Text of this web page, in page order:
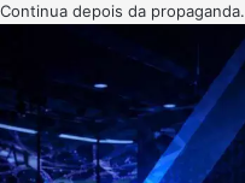
Continua depois da propaganda.